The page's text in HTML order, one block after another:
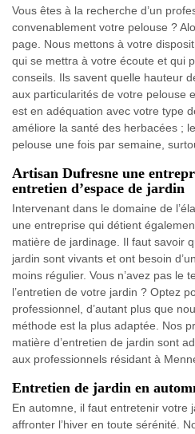
Vous êtes à la recherche d’un
convenablement votre pelouse ?
page. Nous mettons à votre
qui se mettra à votre écoute et qui
conseils. Ils savent quelle hauteur
aux particularités de votre pelouse
est en adéquation avec votre type
améliore la santé des herbacées ;
pelouse une fois par semaine,
Artisan Dufresne une
entretien d’espace de jardin
Intervenant dans le domaine de
une entreprise qui détient
matière de jardinage. Il faut savoir
jardin sont vivants et ont besoin
moins régulier. Vous n’avez pas le
l’entretien de votre jardin ? Optez
professionnel, d’autant plus que
méthode est la plus adaptée. Nos
matière d’entretien de jardin sont
aux professionnels résidant à
Entretien de jardin en
En automne, il faut entretenir votre
affronter l’hiver en toute sérénité.